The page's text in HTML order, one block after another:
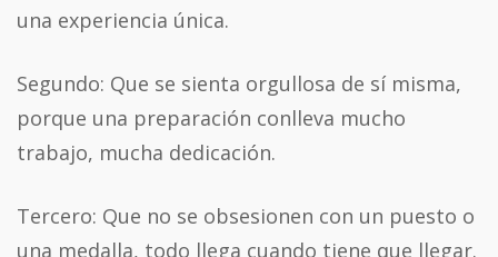
una experiencia única.
Segundo: Que se sienta orgullosa de sí misma,
porque una preparación conlleva mucho
trabajo, mucha dedicación.
Tercero: Que no se obsesionen con un puesto o
una medalla, todo llega cuando tiene que llegar.